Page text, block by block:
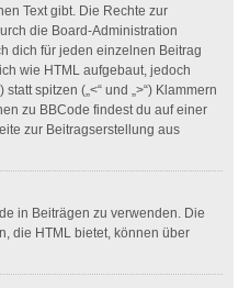
Text gibt. Die Rechte zur
die Board-Administration
dich für jeden einzelnen Beitrag
wie HTML aufgebaut, jedoch
spitzen („<“ und „>“) Klammern
zu BBCode findest du auf einer
zur Beitragserstellung aus
in Beiträgen zu verwenden. Die
die HTML bietet, können über